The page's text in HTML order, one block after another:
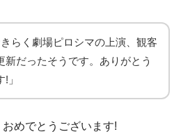
らく劇場ピロシマの上演、観客
新だったそうです。ありがとう
」
めでとうございます!